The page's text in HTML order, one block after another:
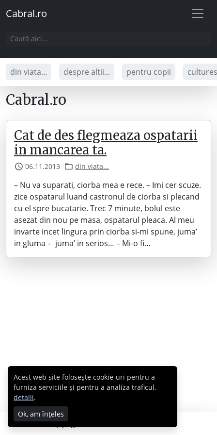
Cabral.ro
din viata... despre altii... pentru copii
Cabral.ro
Cat de des flegmeaza ospatarii
in mancarea ta.
06.11.2013 din viata...
– Nu va suparati, ciorba mea e rece. – Imi cer scuze.
zice ospatarul luand castronul de ciorba si plecand
cu el spre bucatarie. Trec 7 minute, bolul este
asezat din nou pe masa, ospatarul pleaca. Al meu
invarte incet lingura prin ciorba si-mi spune, juma’
in gluma – juma’ in serios… – Mi-o fi…
Copyright © 2007 - 2026 Cabral.ro
Acest web site folosește cookie-uri pentru a
furniza serviciile și pentru a analiza traficul,
detalii.
Ok, am înțeles